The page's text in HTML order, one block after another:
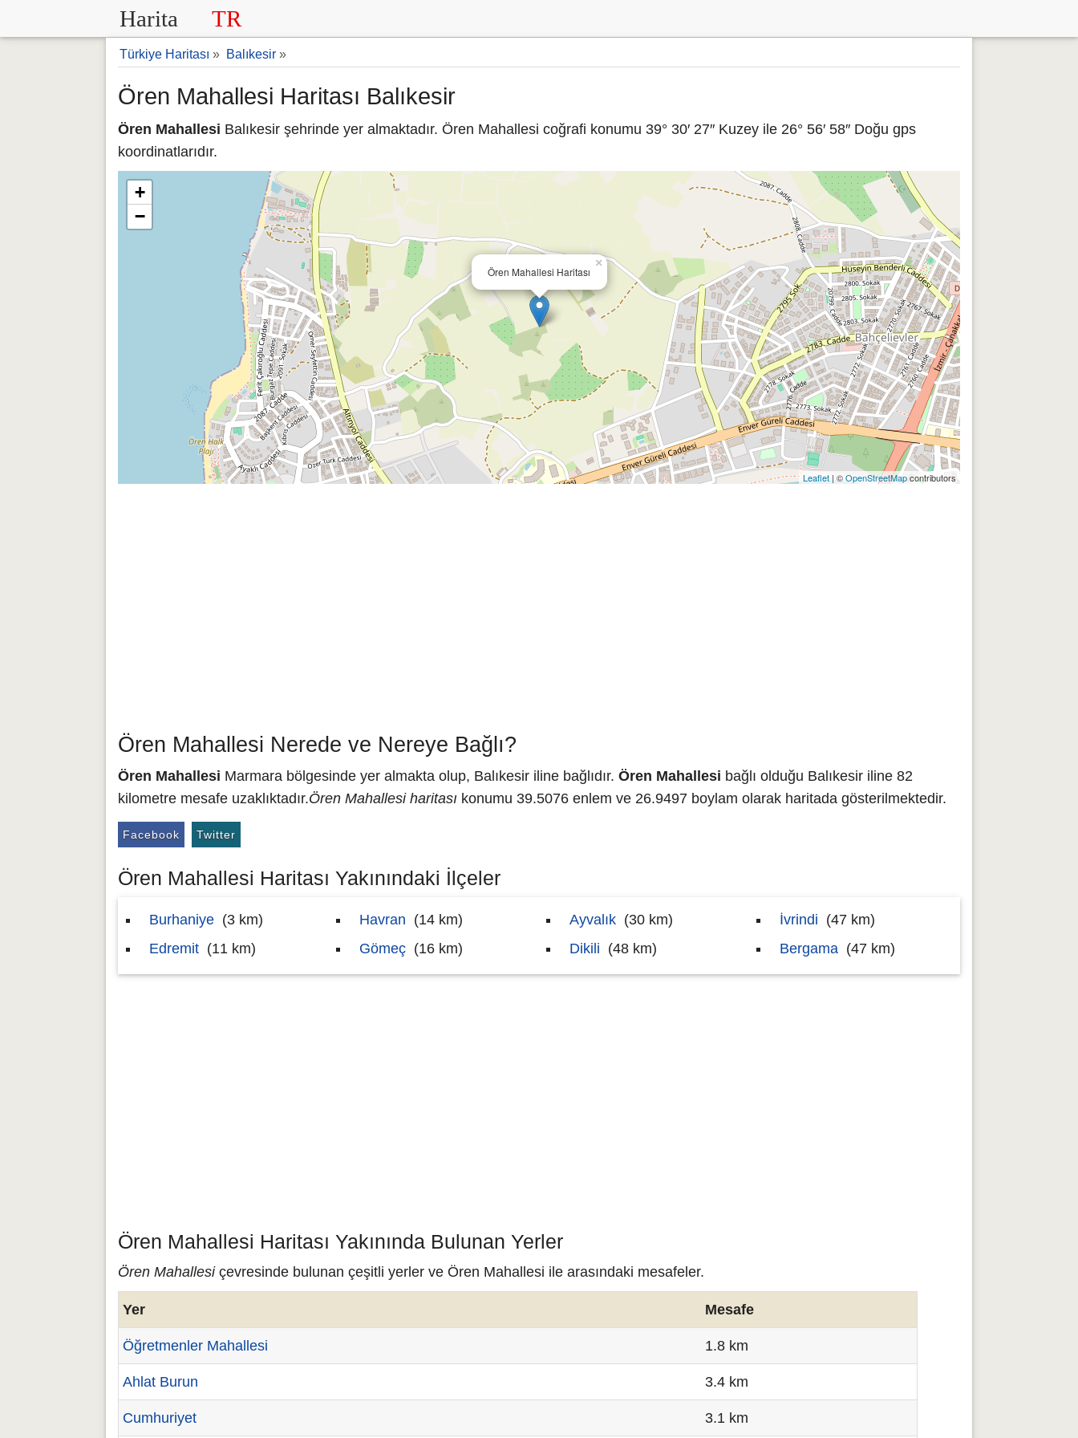
Harita TR
Türkiye Haritası » Balıkesir »
Ören Mahallesi Haritası Balıkesir
Ören Mahallesi Balıkesir şehrinde yer almaktadır. Ören Mahallesi coğrafi konumu 39° 30′ 27″ Kuzey ile 26° 56′ 58″ Doğu gps
koordinatlarıdır.
Ören Mahallesi Haritası
×
+
−
Leaflet | ©OpenStreetMapcontributors
Ören Mahallesi Nerede ve Nereye Bağlı?
Ören Mahallesi Marmara bölgesinde yer almakta olup, Balıkesir iline bağlıdır. Ören Mahallesi bağlı olduğu Balıkesir iline 82
kilometre mesafe uzaklıktadır.Ören Mahallesi haritası konumu 39.5076 enlem ve 26.9497 boylam olarak haritada gösterilmektedir.
Facebook Twitter
Ören Mahallesi Haritası Yakınındaki İlçeler
Burhaniye (3 km)
Edremit (11 km)
Havran (14 km)
Gömeç (16 km)
Ayvalık (30 km)
Dikili (48 km)
İvrindi (47 km)
Bergama (47 km)
Ören Mahallesi Haritası Yakınında Bulunan Yerler
Ören Mahallesiçevresinde bulunan çeşitli yerler ve Ören Mahallesi ile arasındaki mesafeler.
Yer Mesafe
Öğretmenler Mahallesi 1.8 km
Ahlat Burun 3.4 km
Cumhuriyet 3.1 km